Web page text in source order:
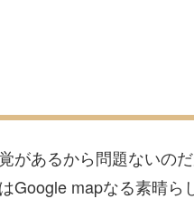
があるから問題ないの
Google mapなる素晴